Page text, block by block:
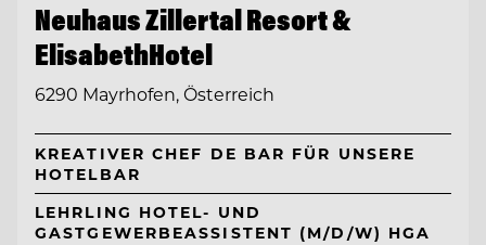
Neuhaus Zillertal Resort &
ElisabethHotel
6290 Mayrhofen, Österreich
KREATIVER CHEF DE BAR FÜR UNSERE
HOTELBAR
LEHRLING HOTEL- UND
GASTGEWERBEASSISTENT (M/D/W) HGA